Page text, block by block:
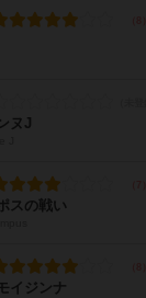
ヌJ
スの戦い
イジンナ